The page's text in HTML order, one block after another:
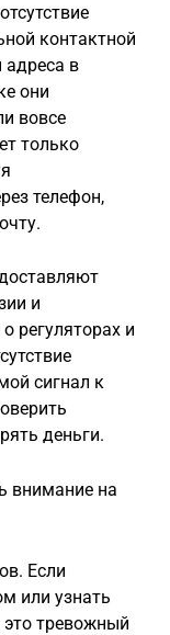
контактной
в
они
вовсе
только
телефон,
и
регуляторах и
сигнал к
деньги.
внимание на
Если
или узнать
тревожный